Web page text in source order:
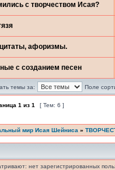
с творчеством Исая?
афоризмы.
с созданием песен
темы за: Поле
1 из 1 [ Тем: 6 ]
мир Исая Шейниса »
нет зарегистрированных